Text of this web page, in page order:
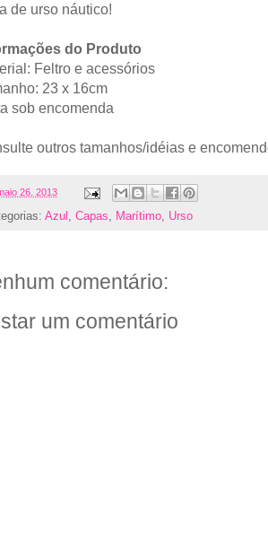
de urso náutico!
do Produto
Feltro e acessórios
23 x 16cm
sob encomenda
outros tamanhos/idéias e
26, 2013
Azul , Capas, Marítimo, Urso
comentário:
um comentário